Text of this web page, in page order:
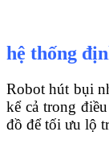
hệ thống
Robot hút bụi
kể cả trong
đồ để tối ưu lộ